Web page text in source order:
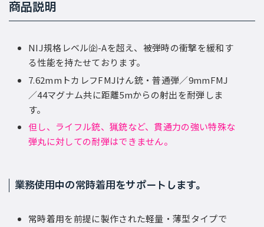
商品説明
NIJ規格レベル㈽-Aを超え、被弾時の衝撃を緩和す
る性能を持たせております。
7.62mmトカレフFMJけん銃・普通弾／9mmFMJ
／44マグナム共に距離5mからの射出を耐弾しま
す。
但し、ライフル銃、猟銃など、貫通力の強い特殊な
弾丸に対しての耐弾はできません。
業務使用中の常時着用をサポートします。
常時着用を前提に製作された軽量・薄型タイプで